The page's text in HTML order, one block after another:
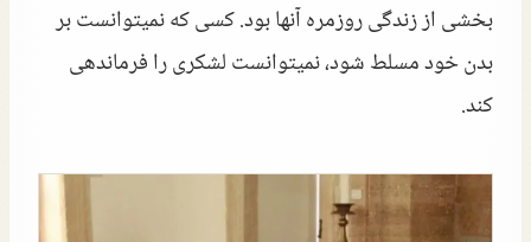
بخشی از زندگی روزمره آنها بود. کسی که نمیتوانست بر
بدن خود مسلط شود، نمیتوانست لشکری را فرماندهی
کند.